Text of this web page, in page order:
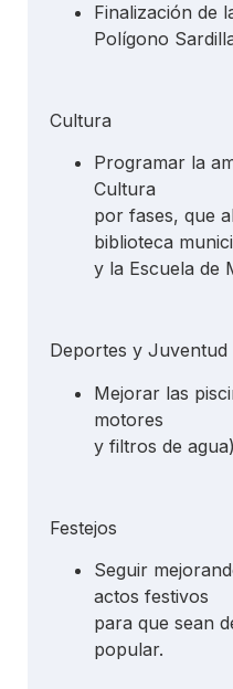
Finalización de
Polígono
Cultura
Programar la
Cultura
por fases, que
biblioteca
y la Escuela de
Deportes y Juventud
Mejorar las
motores
y filtros de
Festejos
Seguir
actos festivos
para que sean
popular.